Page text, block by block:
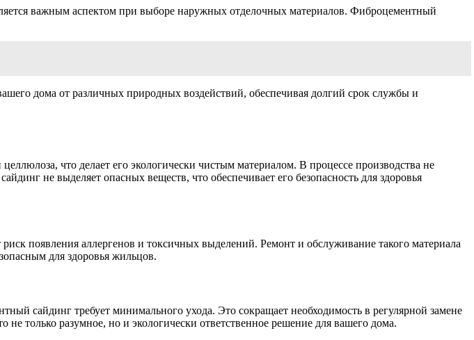
важным аспектом при выборе наружных отделочных материалов. Фиброцементный
дома от различных природных воздействий, обеспечивая долгий срок службы и
что делает его экологически чистым материалом. В процессе производства не
не выделяет опасных веществ, что обеспечивает его безопасность для здоровья
появления аллергенов и токсичных выделений. Ремонт и обслуживание такого материала
для здоровья жильцов.
сайдинг требует минимального ухода. Это сокращает необходимость в регулярной замене
только разумное, но и экологически ответственное решение для вашего дома.